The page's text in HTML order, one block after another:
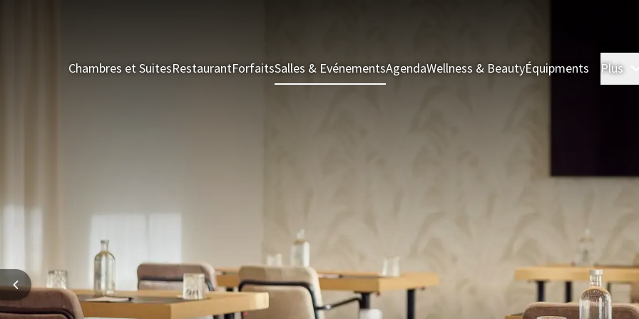
Chambres et SuitesRestaurantForfaitsSalles & EvénementsAgendaWellness & BeautyÉquipments Plus